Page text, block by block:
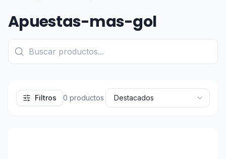
Apuestas-mas-gol
Filtros 0 productos